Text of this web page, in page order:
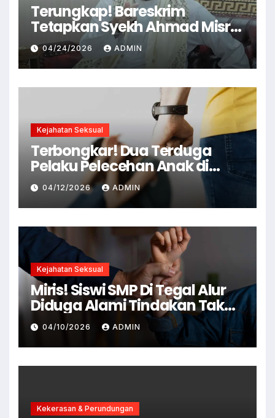
Terungkap! Bareskrim
Tetapkan Syekh Ahmad Misry
Tersangka, Kasus Dugaan
Pelecehan Seksual
04/24/2026 ADMIN
Kejahatan Seksual
Terbongkar! Dua Terduga
Pelaku Pelecehan Anak di
Cianjur Ditangkap Polisi
04/12/2026 ADMIN
Kejahatan Seksual
Miris! Siswi SMP Di Tegal Alur
Diduga Alami Tindakan Tak
Senonoh Di Sekolah
04/10/2026 ADMIN
Kekerasan & Perundungan